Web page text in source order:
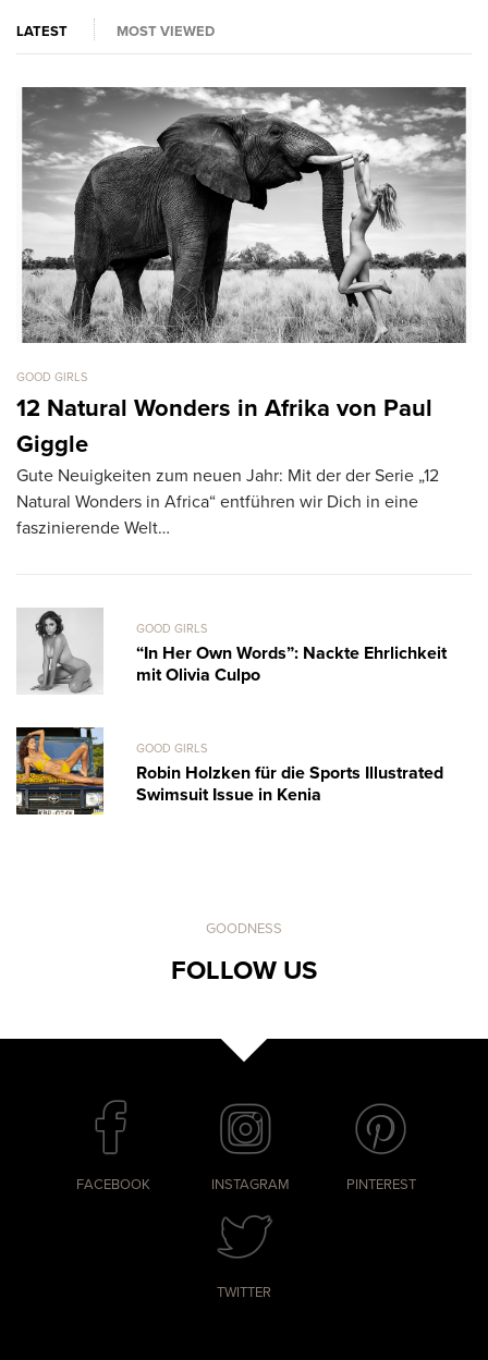
LATEST MOST VIEWED
GOOD GIRLS
12 Natural Wonders in Afrika von Paul
Giggle
Gute Neuigkeiten zum neuen Jahr: Mit der der Serie „12
Natural Wonders in Africa“ entführen wir Dich in eine
faszinierende Welt…
GOOD GIRLS
“In Her Own Words”: Nackte Ehrlichkeit
mit Olivia Culpo
GOOD GIRLS
Robin Holzken für die Sports Illustrated
Swimsuit Issue in Kenia
GOODNESS
FOLLOW US
FACEBOOK INSTAGRAM PINTEREST
TWITTER